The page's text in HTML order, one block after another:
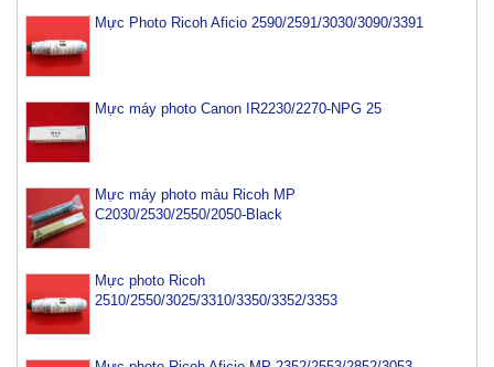
Mực Photo Ricoh Aficio 2590/2591/3030/3090/3391
Mực máy photo Canon IR2230/2270-NPG 25
Mực máy photo màu Ricoh MP
C2030/2530/2550/2050-Black
Mực photo Ricoh
2510/2550/3025/3310/3350/3352/3353